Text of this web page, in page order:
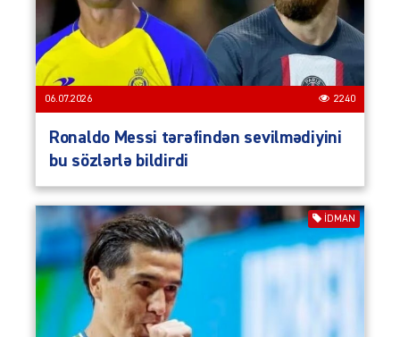
06.07.2026 2240
Ronaldo Messi tərəfindən sevilmədiyini
bu sözlərlə bildirdi
İDMAN